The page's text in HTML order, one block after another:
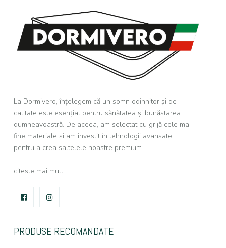
La Dormivero, înțelegem că un somn odihnitor și de
calitate este esențial pentru sănătatea și bunăstarea
dumneavoastră. De aceea, am selectat cu grijă cele mai
fine materiale și am investit în tehnologii avansate
pentru a crea saltelele noastre premium.
citeste mai mult
FACEBOOK
PRODUSE RECOMANDATE